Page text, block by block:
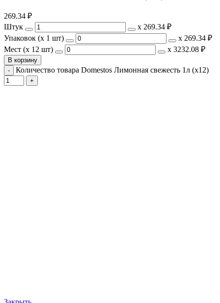
269.34 ₽
Штук
х 269.34 ₽
Упаковок (x 1 шт)
х 269.34 ₽
Мест (x 12 шт)
х 3232.08 ₽
В корзину
Количество товара Domestos Лимонная свежесть 1л (х12)